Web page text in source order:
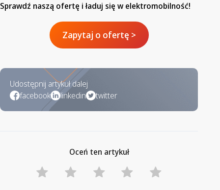
Sprawdź naszą ofertę i ładuj się w elektromobilność!
Zapytaj o ofertę >
Udostępnij artykuł dalej
facebook
linkedin twitter
Oceń ten artykuł